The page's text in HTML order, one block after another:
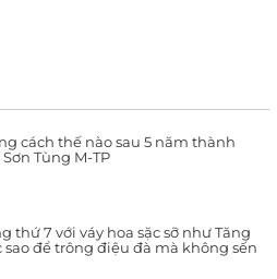
cách thế nào sau 5 năm thành
Tùng M-TP
thứ 7 với váy hoa sặc sỡ như Tăng
sao để trông điệu đà mà không sến